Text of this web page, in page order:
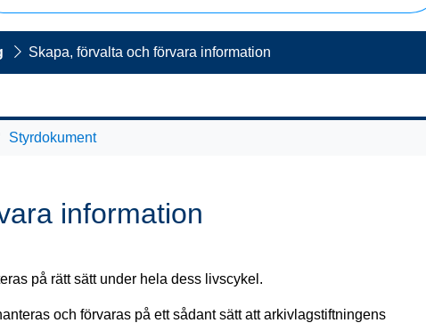
Skapa, förvalta och förvara information
Styrdokument
information
på rätt sätt under hela dess livscykel.
och förvaras på ett sådant sätt att arkivlagstiftningens